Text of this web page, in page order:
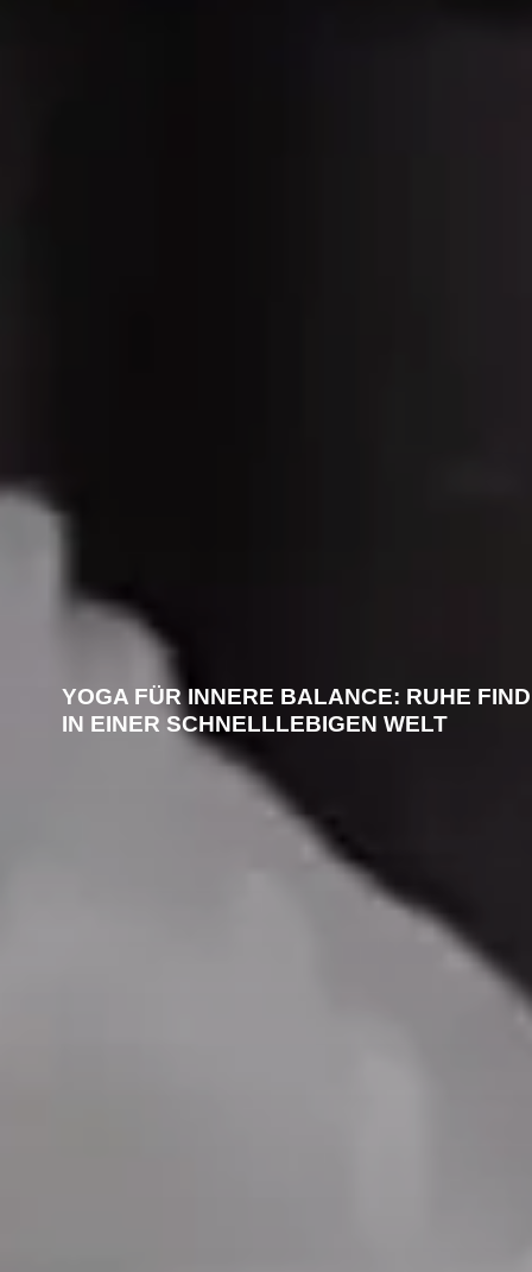
YOGA FÜR INNERE BALANCE: RUHE
IN EINER SCHNELLLEBIGEN WELT